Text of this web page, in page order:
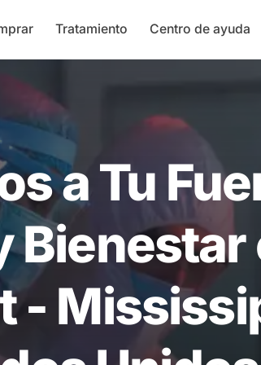
Tratamiento Centro de ayuda
a Tu
Bienestar
-